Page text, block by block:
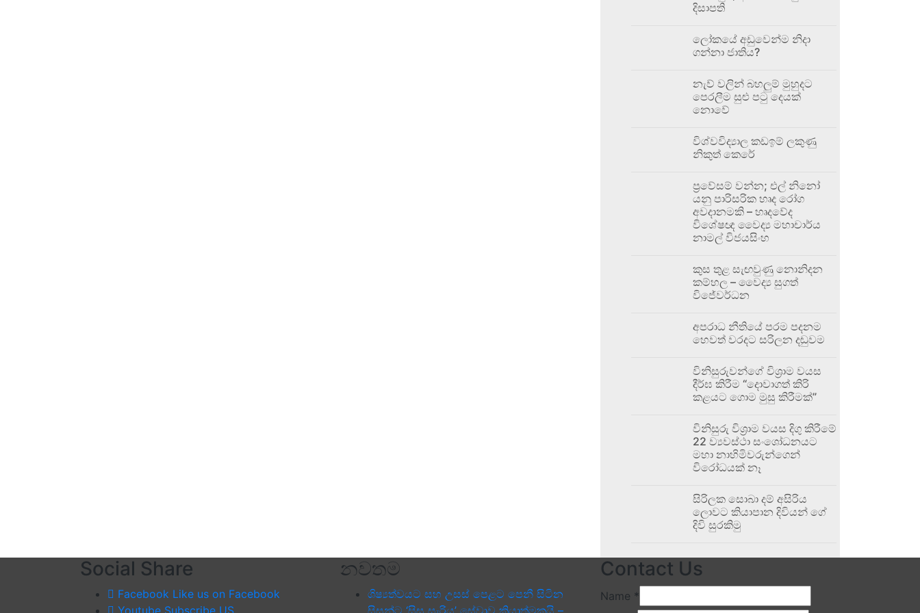
දිසාපති
ලෝකයේ අඩුවෙන්ම නිදා
ගන්නා ජාතිය?
නැව් වලින් බහලුම් මුහුදට
පෙරලීම සුළු පටු දෙයක්
නොවේ
විශ්වවිද්‍යාල කඩඉම් ලකුණු
නිකුත් කෙරේ
ප්‍රවේසම් වන්න; එල් නිනෝ
යනු පාරිසරික හෘද රෝග
අවදානමකි – හෘදවේද
විශේෂඥ වෛද්‍ය මහාචාර්ය
නාමල් විජයසිංහ
කුස තුළ සැඟවුණු නොනිදන
කම්හල – වෛද්‍ය සුගත්
විජේවර්ධන
අපරාධ නීතියේ පරම පදනම
හෙවත් වරදට සරිලන දඬුවම
විනිසුරුවන්ගේ විශ්‍රාම වයස
දීර්ඝ කිරීම “දොවාගත් කිරි
කළයට ගොම මුසු කිරීමක්”
විනිසුරු විශ්‍රාම වයස දිගු කිරීමේ
22 ව්‍යවස්ථා සංශෝධනයට
මහා නාහිමිවරුන්ගෙන්
විරෝධයක් නෑ
සිරිලක සොබා දම් අසිරිය
ලොවට කියාපාන දිවියන් ගේ
දිවි සුරකිමු
Social Share
Facebook Like us on Facebook
Youtube Subscribe US
නවතම
ශිෂ්‍යත්වයට සහ උසස් පෙළට පෙනී සිටින
සිසුන්ට ‘සිසු සැරිය’ සේවාව ක්‍රියාත්මකයි –
Contact Us
Name *